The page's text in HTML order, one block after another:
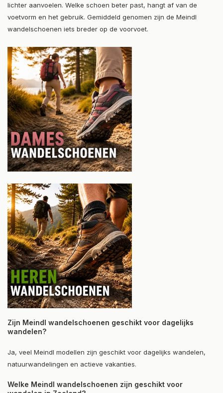
lichter aanvoelen. Welke schoen beter past, hangt af van de
voetvorm en het gebruik. Gemiddeld genomen zijn de Meindl
wandelschoenen iets breder op de voorvoet.
Zijn Meindl wandelschoenen geschikt voor dagelijks
wandelen?
Ja, veel Meindl modellen zijn geschikt voor dagelijks wandelen,
natuurwandelingen en actieve vakanties.
Welke Meindl wandelschoenen zijn geschikt voor